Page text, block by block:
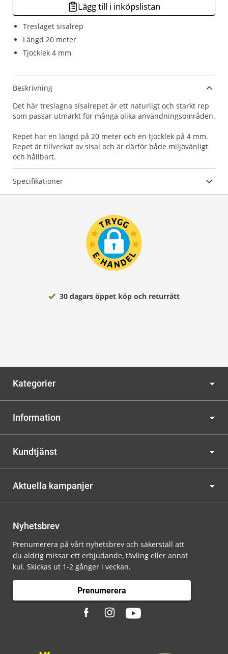
Treslaget sisalrep
Längd 20 meter
Tjocklek 4 mm
Lägg till i inköpslistan
Beskrivning
Det här treslagna sisalrepet är ett naturligt och starkt rep
som passar utmärkt för många olika användningsområden.
Repet har en längd på 20 meter och en tjocklek på 4 mm.
Repet är tillverkat av sisal och är därför både miljövänligt
och hållbart.
Specifikationer
30 dagars öppet köp och returrätt
Kategorier
Information
Kundtjänst
Aktuella kampanjer
Nyhetsbrev
Prenumerera på vårt nyhetsbrev och säkerställ att
du aldrig missar ett erbjudande, tävling eller annat
kul. Skickas ut 1-2 gånger i veckan.
Prenumerera